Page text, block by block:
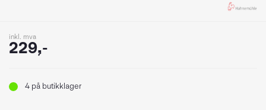
inkl. mva
229,-
4 på butikklager